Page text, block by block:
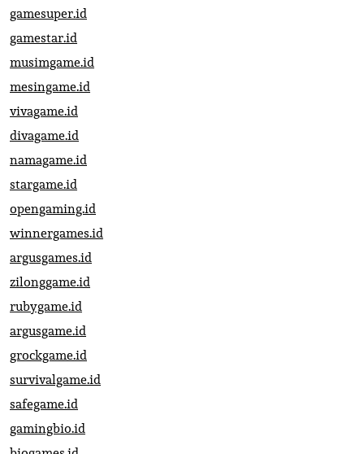
gamesuper.id
gamestar.id
musimgame.id
mesingame.id
vivagame.id
divagame.id
namagame.id
stargame.id
opengaming.id
winnergames.id
argusgames.id
zilonggame.id
rubygame.id
argusgame.id
grockgame.id
survivalgame.id
safegame.id
gamingbio.id